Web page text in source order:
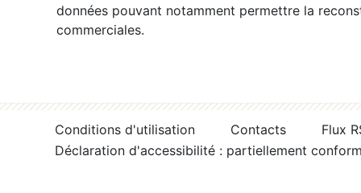
données pouvant notamment permettre la
commerciales.
Conditions d'utilisation Contacts
Flux
Déclaration d'accessibilité : partiellement